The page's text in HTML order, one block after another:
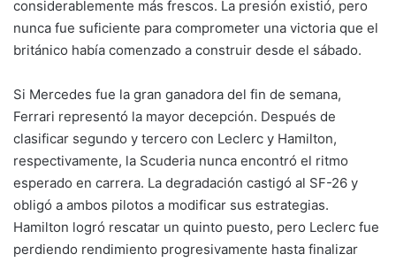
considerablemente más frescos. La presión existió, pero
nunca fue suficiente para comprometer una victoria que el
británico había comenzado a construir desde el sábado.
Si Mercedes fue la gran ganadora del fin de semana,
Ferrari representó la mayor decepción. Después de
clasificar segundo y tercero con Leclerc y Hamilton,
respectivamente, la Scuderia nunca encontró el ritmo
esperado en carrera. La degradación castigó al SF-26 y
obligó a ambos pilotos a modificar sus estrategias.
Hamilton logró rescatar un quinto puesto, pero Leclerc fue
perdiendo rendimiento progresivamente hasta finalizar